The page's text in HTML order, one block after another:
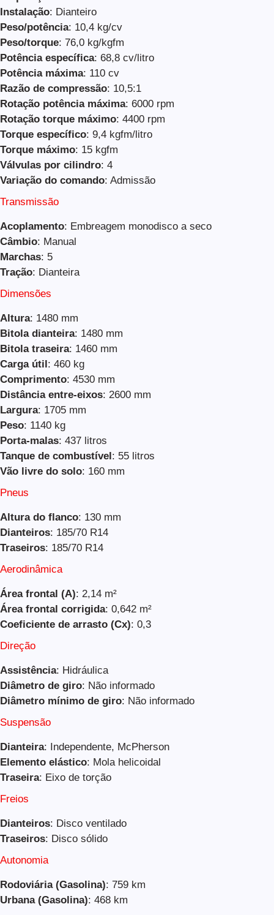
Instalação: Dianteiro
Peso/potência: 10,4 kg/cv
Peso/torque: 76,0 kg/kgfm
Potência específica: 68,8 cv/litro
Potência máxima: 110 cv
Razão de compressão: 10,5:1
Rotação potência máxima: 6000 rpm
Rotação torque máximo: 4400 rpm
Torque específico: 9,4 kgfm/litro
Torque máximo: 15 kgfm
Válvulas por cilindro: 4
Variação do comando: Admissão
Transmissão
Acoplamento: Embreagem monodisco a seco
Câmbio: Manual
Marchas: 5
Tração: Dianteira
Dimensões
Altura: 1480 mm
Bitola dianteira: 1480 mm
Bitola traseira: 1460 mm
Carga útil: 460 kg
Comprimento: 4530 mm
Distância entre-eixos: 2600 mm
Largura: 1705 mm
Peso: 1140 kg
Porta-malas: 437 litros
Tanque de combustível: 55 litros
Vão livre do solo: 160 mm
Pneus
Altura do flanco: 130 mm
Dianteiros: 185/70 R14
Traseiros: 185/70 R14
Aerodinâmica
Área frontal (A): 2,14 m²
Área frontal corrigida: 0,642 m²
Coeficiente de arrasto (Cx): 0,3
Direção
Assistência: Hidráulica
Diâmetro de giro: Não informado
Diâmetro mínimo de giro: Não informado
Suspensão
Dianteira: Independente, McPherson
Elemento elástico: Mola helicoidal
Traseira: Eixo de torção
Freios
Dianteiros: Disco ventilado
Traseiros: Disco sólido
Autonomia
Rodoviária (Gasolina): 759 km
Urbana (Gasolina): 468 km